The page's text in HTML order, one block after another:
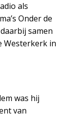
als
Onder de
samen
Westerkerk in
was hij
van